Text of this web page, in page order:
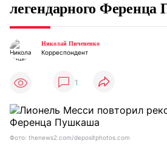
легендарного
Николай Пичененко
Корреспондент
1
Фото: thenews2.com/depositphotos.com